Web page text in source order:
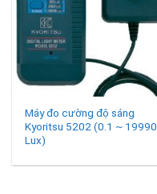
Máy đo cường độ sáng
Kyoritsu 5202 (0.1 ~ 19990
Lux)